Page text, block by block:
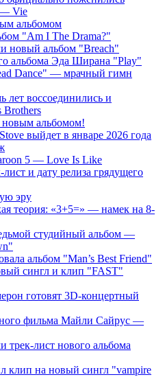
— Vie
альбомом
"Am I The Drama?"
новый альбом "Breach"
альбома Эда Ширана "Play"
Dance" — мрачный гимн
лет воссоединились и
Brothers
новым альбомом!
выйдет в январе 2026 года
5 — Love Is Like
и дату релиза грядущего
эру
теория: «3+5=» — намек на 8-
студийный альбом —
альбом "Man’s Best Friend"
сингл и клип "FAST"
готовят 3D-концертный
фильма Майли Сайрус —
трек-лист нового альбома
клип на новый сингл "vampire